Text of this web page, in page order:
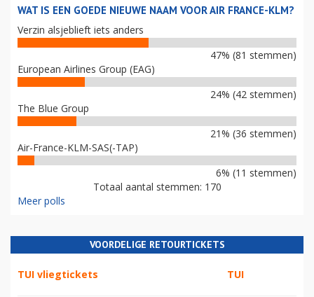
WAT IS EEN GOEDE NIEUWE NAAM VOOR AIR FRANCE-KLM?
Verzin alsjeblieft iets anders
47% (81 stemmen)
European Airlines Group (EAG)
24% (42 stemmen)
The Blue Group
21% (36 stemmen)
Air-France-KLM-SAS(-TAP)
6% (11 stemmen)
Totaal aantal stemmen: 170
Meer polls
VOORDELIGE RETOURTICKETS
TUI vliegtickets TUI